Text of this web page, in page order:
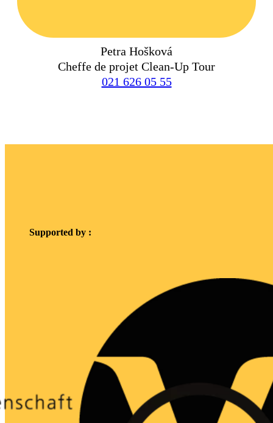
Petra Hošková
Cheffe de projet Clean-Up Tour
021 626 05 55
Supported by :